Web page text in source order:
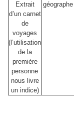
Extrait
d’un carnet
de
voyages
(l’utilisation
de la
première
personne
nous livre
un indice)
géographe